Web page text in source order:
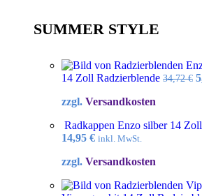
SUMMER STYLE
14 Zoll Radzierblende 34,72€
zzgl. Versandkosten
Radkappen Enzo silber 14
Ursprünglicher
war:
14,95 €Aktueller
ist:
inkl. MwSt.
zzgl. Versandkosten